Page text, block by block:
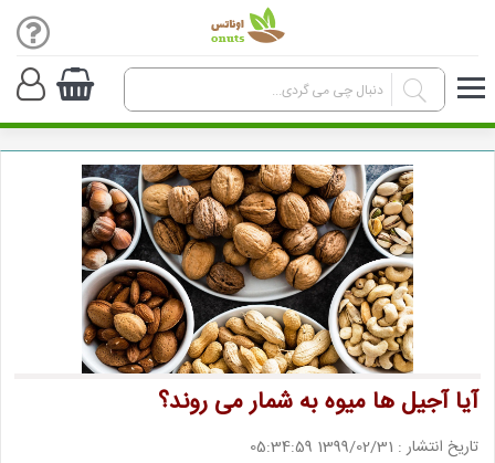
آیا آجیل ها میوه به شمار می روند؟
تاریخ انتشار : 1399/02/31 05:34:59